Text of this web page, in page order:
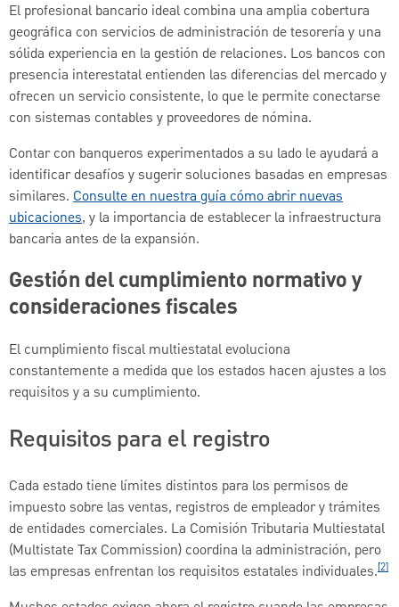
El profesional bancario ideal combina una amplia cobertura
geográfica con servicios de administración de tesorería y una
sólida experiencia en la gestión de relaciones. Los bancos con
presencia interestatal entienden las diferencias del mercado y
ofrecen un servicio consistente, lo que le permite conectarse
con sistemas contables y proveedores de nómina.
Contar con banqueros experimentados a su lado le ayudará a
identificar desafíos y sugerir soluciones basadas en empresas
similares. Consulte en nuestra guía cómo abrir nuevas
ubicaciones, y la importancia de establecer la infraestructura
bancaria antes de la expansión.
Gestión del cumplimiento normativo y
consideraciones fiscales
El cumplimiento fiscal multiestatal evoluciona
constantemente a medida que los estados hacen ajustes a los
requisitos y a su cumplimiento.
Requisitos para el registro
Cada estado tiene límites distintos para los permisos de
impuesto sobre las ventas, registros de empleador y trámites
de entidades comerciales. La Comisión Tributaria Multiestatal
(Multistate Tax Commission) coordina la administración, pero
las empresas enfrentan los requisitos estatales individuales.[2]